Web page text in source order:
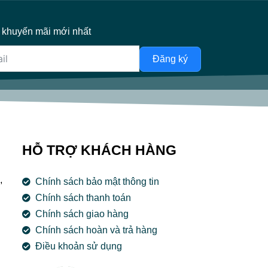
mãi mới nhất
Đăng ký
HỖ TRỢ KHÁCH HÀNG
Chính sách bảo mật thông tin
Chính sách thanh toán
Chính sách giao hàng
Chính sách hoàn và trả hàng
Điều khoản sử dụng